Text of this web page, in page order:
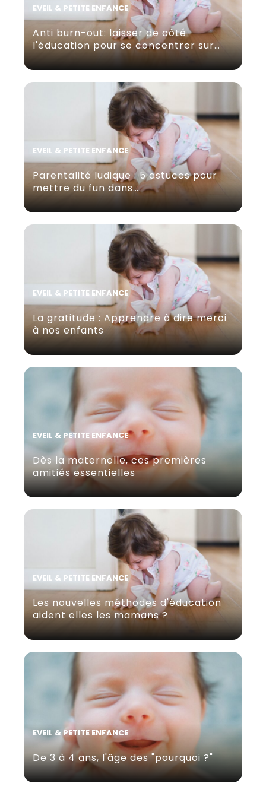
EVEIL & PETITE ENFANCE
Anti burn-out: laisser de côté
l'éducation pour se concentrer sur…
EVEIL & PETITE ENFANCE
Parentalité ludique : 5 astuces pour
mettre du fun dans…
EVEIL & PETITE ENFANCE
La gratitude : Apprendre à dire merci
à nos enfants
EVEIL & PETITE ENFANCE
Dès la maternelle, ces premières
amitiés essentielles
EVEIL & PETITE ENFANCE
Les nouvelles méthodes d'éducation
aident elles les mamans ?
EVEIL & PETITE ENFANCE
De 3 à 4 ans, l'âge des "pourquoi ?"